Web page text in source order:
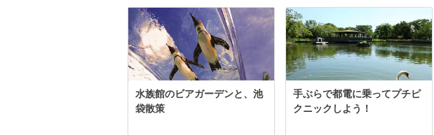
水族館のビアガーデンと、池
袋散策
手ぶらで都電に乗ってプチピ
クニックしよう！